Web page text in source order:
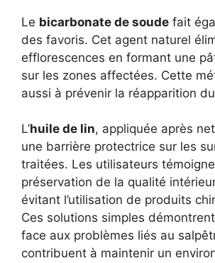
Le bicarbonate de soude fait
des favoris. Cet agent naturel
efflorescences en formant une
sur les zones affectées. Cette
aussi à prévenir la réapparition
L’huile de lin, appliquée après
une barrière protectrice sur les
traitées. Les utilisateurs
préservation de la qualité
évitant l’utilisation de produits
Ces solutions simples
face aux problèmes liés au
contribuent à maintenir un